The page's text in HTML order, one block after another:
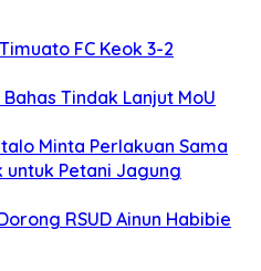
FC Keok 3-2
Bahas Tindak Lanjut MoU
Minta Perlakuan Sama
untuk Petani Jagung
RSUD Ainun Habibie